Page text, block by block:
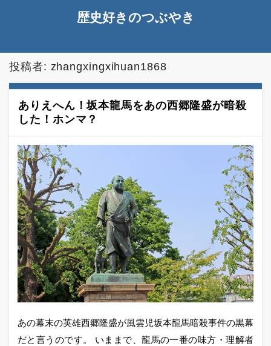
歴史好きのつぶやき
投稿者: zhangxingxihuan1868
ありえへん！坂本龍馬をあの西郷隆盛が暗殺
した！ホンマ？
あの幕末の英雄西郷隆盛が風雲児坂本龍馬暗殺事件の黒幕
だと言うのです。 いままで、龍馬の一番の味方・理解者